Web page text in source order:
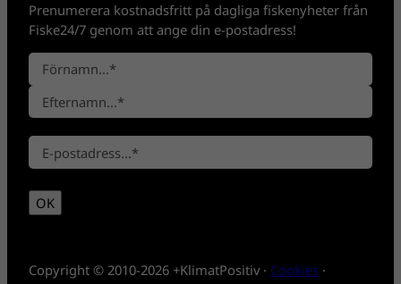
Prenumerera kostnadsfritt på dagliga fiskenyheter från
Fiske24/7 genom att ange din e-postadress!
N
a
n
*
F
ö
r
a
m
n
t
e
m
E
-
*
OK
Copyright © 2010-2026 +KlimatPositiv · Cookies ·